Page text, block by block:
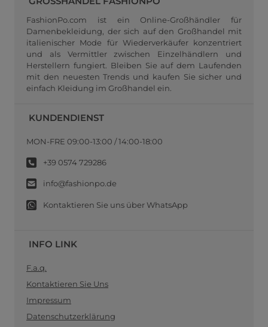
FashionPo.com ist ein Online-Großhändler für
Damenbekleidung, der sich auf den Großhandel mit
italienischer Mode für Wiederverkäufer konzentriert
und als Vermittler zwischen Einzelhändlern und
Herstellern fungiert. Bleiben Sie auf dem Laufenden
mit den neuesten Trends und kaufen Sie sicher und
einfach Kleidung im Großhandel ein.
KUNDENDIENST
MON-FRE 09:00-13:00 / 14:00-18:00
+39 0574 729286
info@fashionpo.de
Kontaktieren Sie uns über WhatsApp
INFO LINK
F.a.q.
Kontaktieren Sie Uns
Impressum
Datenschutzerklärung